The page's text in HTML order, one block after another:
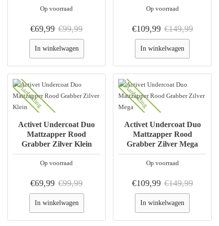
Op voorraad
€69,99 €99,99
In winkelwagen
Op voorraad
€109,99 €149,99
In winkelwagen
Aanbieding
Op voorraad
Activet Undercoat Duo
Mattzapper Rood
Grabber Zilver Klein
€69,99 €99,99
In winkelwagen
Aanbieding
Op voorraad
Activet Undercoat Duo
Mattzapper Rood
Grabber Zilver Mega
€109,99 €149,99
In winkelwagen